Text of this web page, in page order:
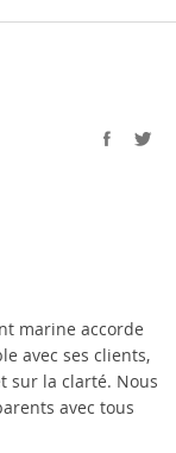
marine accorde
avec ses clients,
sur la clarté. Nous
avec tous